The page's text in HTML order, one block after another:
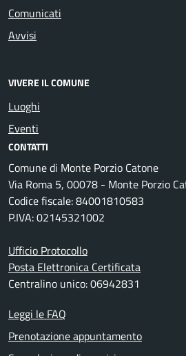
Comunicati
Avvisi
VIVERE IL COMUNE
Luoghi
Eventi
CONTATTI
Comune di Monte Porzio Catone
Via Roma 5, 00078 - Monte Porzio
Codice fiscale: 84001810583
P.IVA: 02145321002
Ufficio Protocollo
Posta Elettronica Certificata
Centralino unico: 06942831
Leggi le FAQ
Prenotazione appuntamento